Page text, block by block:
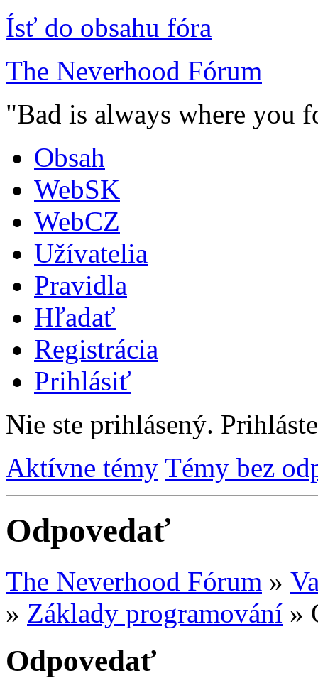
Ísť do obsahu fóra
The Neverhood Fórum
"Bad is always where you
Obsah
WebSK
WebCZ
Užívatelia
Pravidla
Hľadať
Registrácia
Prihlásiť
Nie ste prihlásený.
Aktívne témy Témy bez
Odpovedať
The Neverhood Fórum »
» Základy programování »
Odpovedať